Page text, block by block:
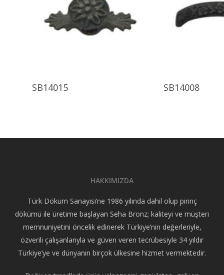
SB14015 SB14008
HAKKIMIZDA
Türk Döküm Sanayisi’ne 1986 yılında dahil olup pirinç
dökümü ile üretime başlayan Seha Bronz; kaliteyi ve müşteri
memnuniyetini öncelik edinerek Türkiye’nin değerleriyle,
özverili çalışanlarıyla ve güven veren tecrübesiyle 34 yıldır
Türkiye’ye ve dünyanın birçok ülkesine hizmet vermektedir.